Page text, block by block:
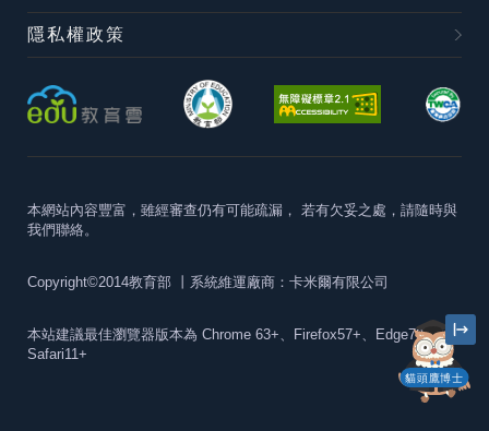
貓頭鷹博士
隱私權政策
本網站內容豐富，雖經審查仍有可能疏漏， 若有欠妥之處，請隨時與
我們聯絡。
Copyright©2014教育部 丨系統維運廠商：卡米爾有限公司
本站建議最佳瀏覽器版本為 Chrome 63+、Firefox57+、Edge79+及
Safari11+